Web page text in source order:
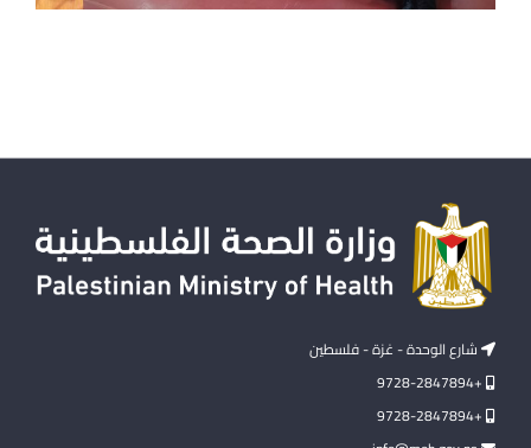
شارع الوحدة - غزة - فلسطين
+9728-2847894
+9728-2847894